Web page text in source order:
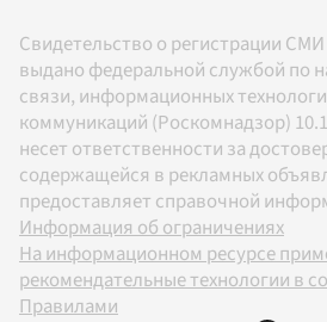
Свидетельство о регистрации
выдано федеральной службой по
связи, информационных
коммуникаций (Роскомнадзор)
несет ответственности за
содержащейся в рекламных
предоставляет справочной
Информация об ограничениях
На информационном ресурсе
рекомендательные технологии в
Правилами